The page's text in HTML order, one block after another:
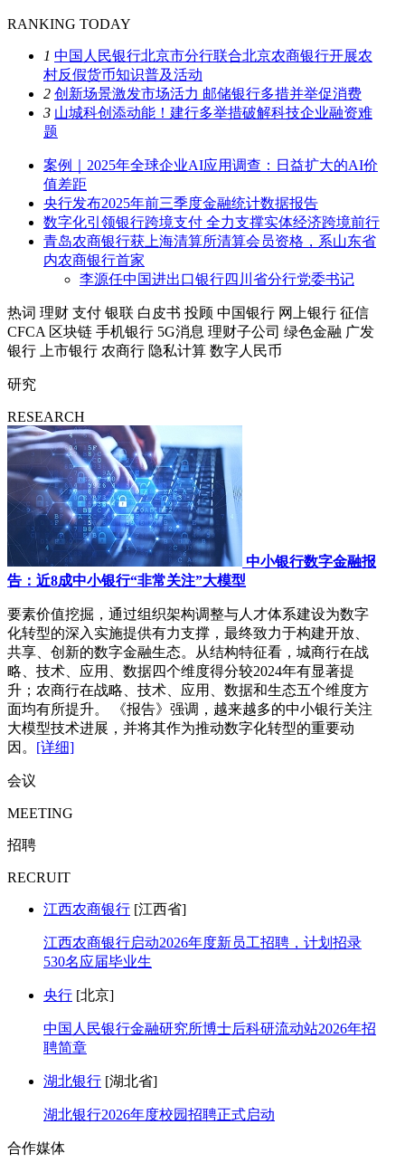
RANKING TODAY
1 中国人民银行北京市分行联合北京农商银行开展农
村反假货币知识普及活动
2 创新场景激发市场活力 邮储银行多措并举促消费
3 山城科创添动能！建行多举措破解科技企业融资难
题
案例｜2025年全球企业AI应用调查：日益扩大的AI价
值差距
央行发布2025年前三季度金融统计数据报告
数字化引领银行跨境支付 全力支撑实体经济跨境前行
青岛农商银行获上海清算所清算会员资格，系山东省
内农商银行首家
李源任中国进出口银行四川省分行党委书记
热词 理财 支付 银联 白皮书 投顾 中国银行 网上银行 征信
CFCA 区块链 手机银行 5G消息 理财子公司 绿色金融 广发
银行
上市银行 农商行 隐私计算 数字人民币
研究
RESEARCH
中小银行数字金融报
告：近8成中小银行“非常关注”大模型
要素价值挖掘，通过组织架构调整与人才体系建设为数字
化转型的深入实施提供有力支撑，最终致力于构建开放、
共享、创新的数字金融生态。从结构特征看，城商行在战
略、技术、应用、数据四个维度得分较2024年有显著提
升；农商行在战略、技术、应用、数据和生态五个维度方
面均有所提升。 《报告》强调，越来越多的中小银行关注
大模型技术进展，并将其作为推动数字化转型的重要动
因。 [详细]
会议
MEETING
招聘
RECRUIT
江西农商银行 [江西省]
江西农商银行启动2026年度新员工招聘，计划招录
530名应届毕业生
央行 [北京]
中国人民银行金融研究所博士后科研流动站2026年招
聘简章
湖北银行 [湖北省]
湖北银行2026年度校园招聘正式启动
合作媒体